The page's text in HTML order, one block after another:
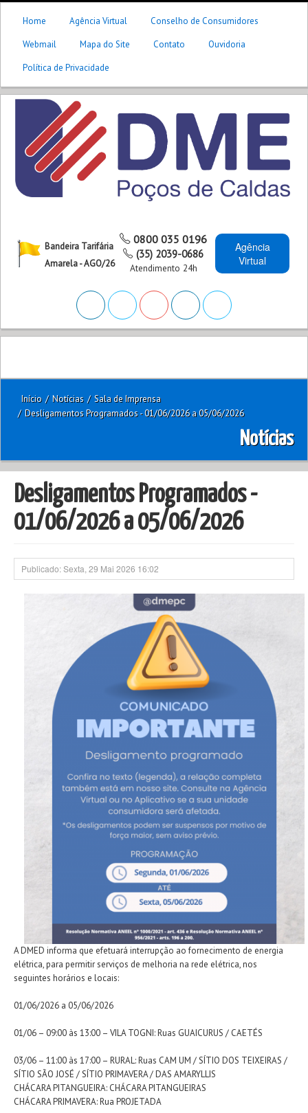
Home Agência Virtual
Conselho de Consumidores
Webmail
Mapa do Site Contato
Ouvidoria
Política de Privacidade
Bandeira Tarifária
Amarela - AGO/26
0800 035 0196
(35) 2039-0686
Atendimento 24h
Agência
Virtual
Início / Notícias / Sala de Imprensa
/ Desligamentos Programados - 01/06/2026 a 05/06/2026
Notícias
Desligamentos Programados -
01/06/2026 a 05/06/2026
Publicado: Sexta, 29 Mai 2026 16:02
A DMED informa que efetuará interrupção ao fornecimento de energia
elétrica, para permitir serviços de melhoria na rede elétrica, nos
seguintes horários e locais:
01/06/2026 a 05/06/2026
01/06 – 09:00 às 13:00 – VILA TOGNI: Ruas GUAICURUS / CAETÉS
03/06 – 11:00 às 17:00 – RURAL: Ruas CAM UM / SÍTIO DOS TEIXEIRAS /
SÍTIO SÃO JOSÉ / SÍTIO PRIMAVERA / DAS AMARYLLIS
CHÁCARA PITANGUEIRA: CHÁCARA PITANGUEIRAS
CHÁCARA PRIMAVERA: Rua PROJETADA